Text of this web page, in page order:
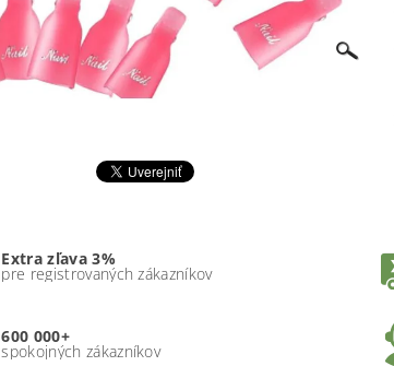
Extra zľava 3%
pre registrovaných zákazníkov
600 000+
spokojných zákazníkov